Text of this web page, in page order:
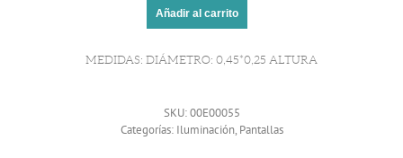
Añadir al carrito
MEDIDAS: DIÁMETRO: 0,45*0,25 ALTURA
SKU:00E00055
Categorías: Iluminación, Pantallas